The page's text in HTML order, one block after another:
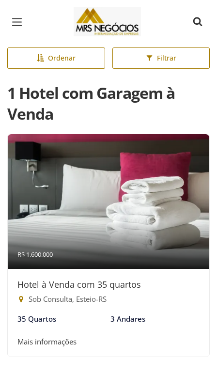
Página inicial
Ordenar Filtrar
1 Hotel com Garagem à
Venda
R$ 1.600.000
Hotel à Venda com 35 quartos
Sob Consulta, Esteio-RS
35 Quartos 3 Andares
Mais informações